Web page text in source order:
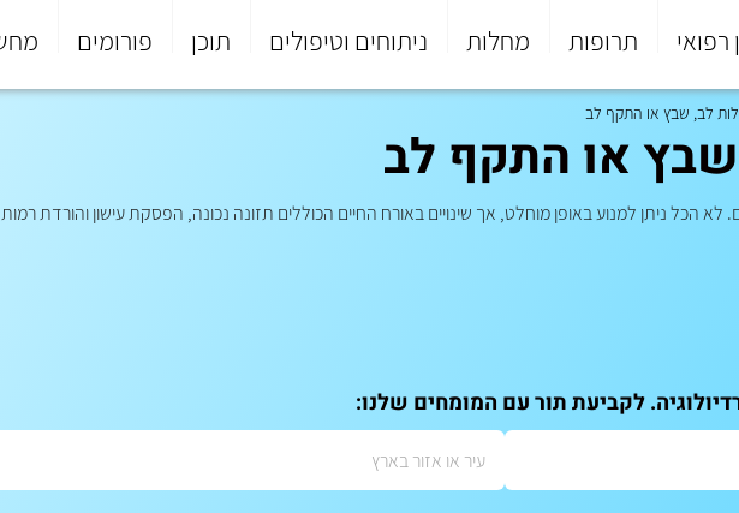
רפואי תרופות מחלות ניתוחים וטיפולים תוכן פורומים
לב, שבץ או התקף לב
או התקף לב
הכל ניתן למנוע באופן מוחלט, אך שינויים באורח החיים הכוללים תזונה נכונה, הפסקת עישון והורדת
לקביעת תור עם המומחים שלנו: